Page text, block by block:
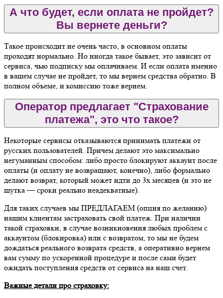
А что будет, если оплата не пройдет?
Вы вернете деньги?
Такое происходит не очень часто, в основном оплаты
проходят нормально. Но иногда такое бывает, это зависит от
сервиса, чью подписку мы оплачиваем. И если оплата именно
в вашем случае не пройдет, то мы вернем средства обратно. В
полном объеме, и комиссию тоже вернем.
Оператор предлагает "Страхование
платежа", это что такое?
Некоторые сервисы отказываются принимать платежи от
русских пользователей. Причем делают это максимально
негуманным способом: либо просто блокируют аккаунт после
оплаты (и оплату не возвращают, конечно), либо формально
делают возврат, который может идти до 3х месяцев (и это не
шутка — сроки реально неадекватные).
Для таких случаев мы ПРЕДЛАГАЕМ (опция по желанию)
нашим клиентам застраховать свой платеж. При наличии
такой страховки, в случае возникновения любых проблем с
аккаунтом (блокировка) или с возвратом, то мы не будем
дождаться реального возврата средств, а оперативно вернем
вам сумму по ускоренной процедуре и после сами будет
ожидать поступления средств от сервиса на наш счет.
Важные детали про страховку: